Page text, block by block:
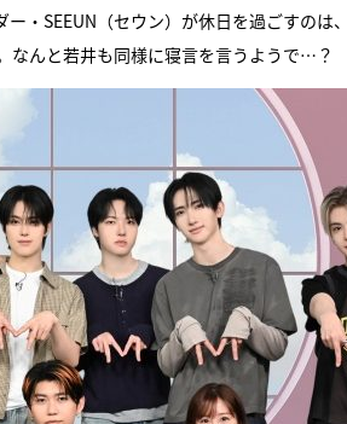
・SEEUN（セウン）が休日を過ごすのは
なんと若井も同様に寝言を言うようで…？